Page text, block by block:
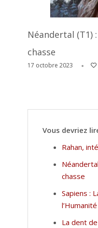
Néandertal (T1)
chasse
17 octobre 2023
Vous devriez
Rahan,
chasse
Sapiens :
La dent de